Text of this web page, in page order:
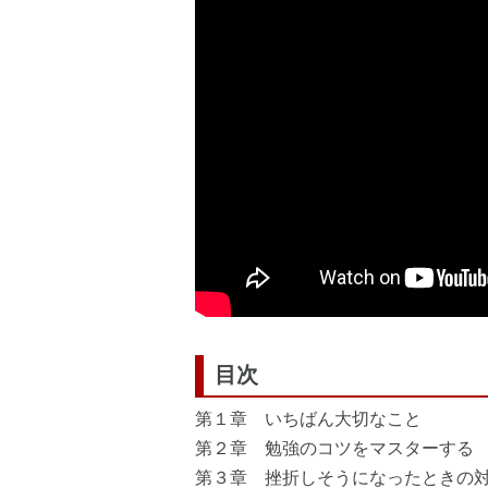
目次
第１章 いちばん大切なこと
第２章 勉強のコツをマスターする
第３章 挫折しそうになったときの